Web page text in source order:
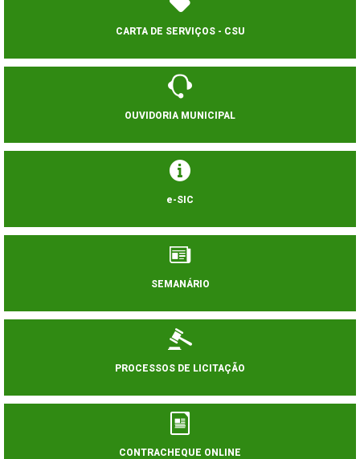
CARTA DE SERVIÇOS - CSU
OUVIDORIA MUNICIPAL
e-SIC
SEMANÁRIO
PROCESSOS DE LICITAÇÃO
CONTRACHEQUE ONLINE